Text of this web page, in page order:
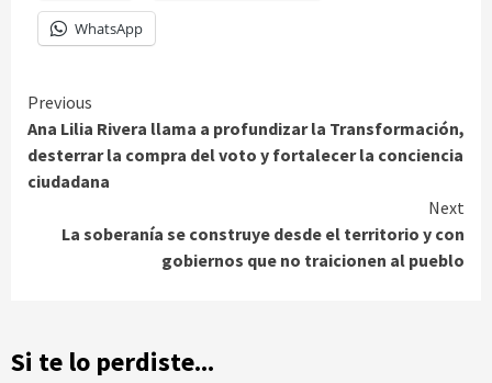
WhatsApp
Continue
Reading
Previous
Ana Lilia Rivera llama a profundizar la Transformación,
desterrar la compra del voto y fortalecer la conciencia
ciudadana
Next
La soberanía se construye desde el territorio y con
gobiernos que no traicionen al pueblo
Si te lo perdiste...